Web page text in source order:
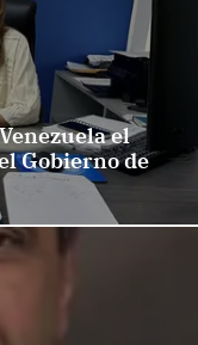
el
Gobierno de